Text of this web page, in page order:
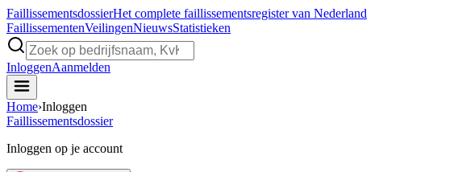
FaillissementsdossierHet complete faillissementsregister van Nederland
FaillissementenVeilingenNieuwsStatistieken
InloggenAanmelden
Home›Inloggen
Faillissementsdossier
Inloggen op je account